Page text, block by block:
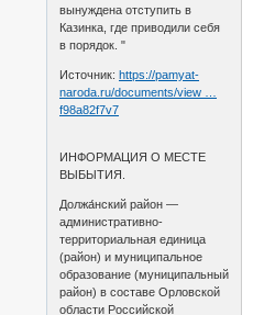
вынуждена отступить в
Казинка, где приводили себя
в порядок. "
Источник:https://pamyat-
naroda.ru/documents/view …
f98a82f7v7
ИНФОРМАЦИЯ О МЕСТЕ
ВЫБЫТИЯ.
Должа́нский район —
административно-
территориальная единица
(район) и муниципальное
образование (муниципальный
район) в составе Орловской
области Российской